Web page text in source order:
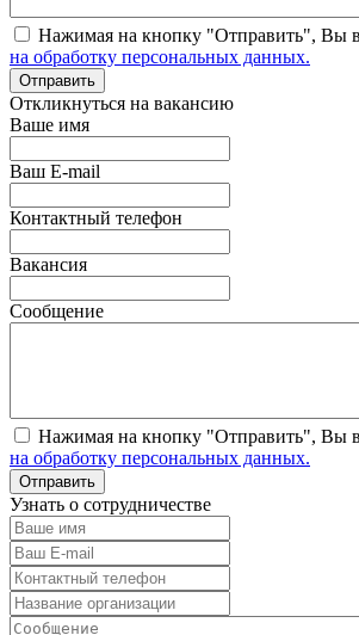
Нажимая на кнопку "Отправить", Вы
на обработку персональных данных.
Откликнуться на вакансию
Ваше имя
Ваш E-mail
Контактный телефон
Вакансия
Сообщение
Нажимая на кнопку "Отправить", Вы
на обработку персональных данных.
Узнать о сотрудничестве